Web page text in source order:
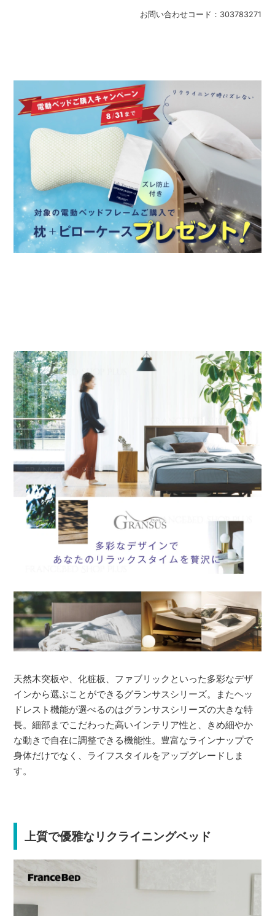
お問い合わせコード： 303783271
天然木突板や、化粧板、ファブリックといった多彩なデザ
インから選ぶことができるグランサスシリーズ。またヘッ
ドレスト機能が選べるのはグランサスシリーズの大きな特
長。細部までこだわった高いインテリア性と、きめ細やか
な動きで自在に調整できる機能性。豊富なラインナップで
身体だけでなく、ライフスタイルをアップグレードしま
す。
上質で優雅なリクライニングベッド